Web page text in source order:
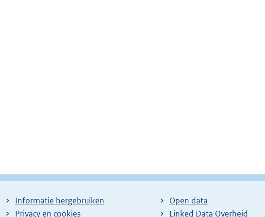
Informatie hergebruiken
Privacy en cookies
Open data
Linked Data Overheid